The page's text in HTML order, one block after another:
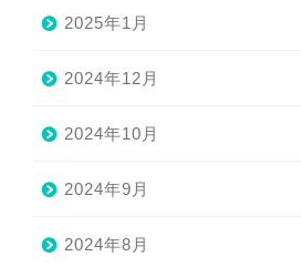
2025年1月
2024年12月
2024年10月
2024年9月
2024年8月